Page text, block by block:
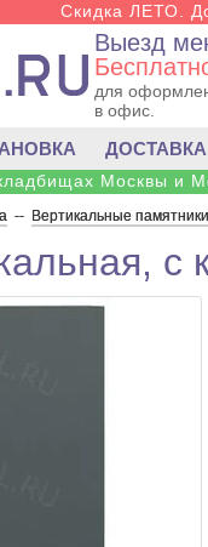
Скидка ЛЕТО.
Выезд
для
в офис.
ДОСТАВКА
Москвы и
-- Вертикальные